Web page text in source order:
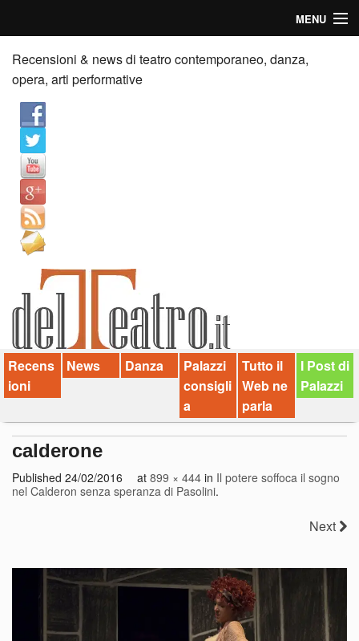
MENU
Home
Recensioni
Anticipazioni
News
Palazzi consiglia
Video
Chi siamo
Contatti
dT in English
Recensioni & news di teatro contemporaneo, danza,
opera, arti performative
Recens
ioni
News Danza
Palazzi
consigli
a
Tutto il
Web ne
parla
I Post di
Palazzi
calderone
Published 24/02/2016 at 899 × 444 in Il potere soffoca il sogno
nel Calderon senza speranza di Pasolini.
Next